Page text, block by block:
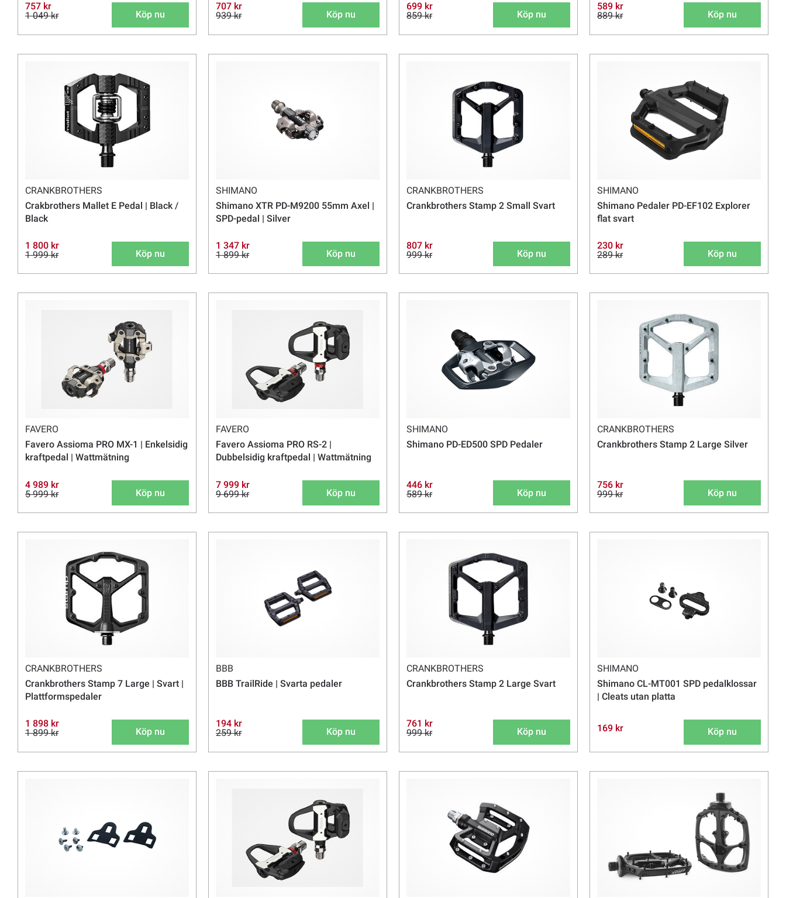
757 kr
1 049 kr
Köp nu
707 kr
939 kr
Köp nu
699 kr
859 kr
Köp nu
589 kr
889 kr
Köp nu
CRANKBROTHERS
Crakbrothers Mallet E Pedal | Black /
Black
1 800 kr
1 999 kr
Köp nu
SHIMANO
Shimano XTR PD-M9200 55mm Axel |
SPD-pedal | Silver
1 347 kr
1 899 kr
Köp nu
CRANKBROTHERS
Crankbrothers Stamp 2 Small Svart
807 kr
999 kr
Köp nu
SHIMANO
Shimano Pedaler PD-EF102 Explorer
flat svart
230 kr
289 kr
Köp nu
FAVERO
Favero Assioma PRO MX-1 | Enkelsidig
kraftpedal | Wattmätning
4 989 kr
5 999 kr
Köp nu
FAVERO
Favero Assioma PRO RS-2 |
Dubbelsidig kraftpedal | Wattmätning
7 999 kr
9 699 kr
Köp nu
SHIMANO
Shimano PD-ED500 SPD Pedaler
446 kr
589 kr
Köp nu
CRANKBROTHERS
Crankbrothers Stamp 2 Large Silver
756 kr
999 kr
Köp nu
CRANKBROTHERS
Crankbrothers Stamp 7 Large | Svart |
Plattformspedaler
1 898 kr
1 899 kr
Köp nu
BBB
BBB TrailRide | Svarta pedaler
194 kr
259 kr
Köp nu
CRANKBROTHERS
Crankbrothers Stamp 2 Large Svart
761 kr
999 kr
Köp nu
SHIMANO
Shimano CL-MT001 SPD pedalklossar
| Cleats utan platta
169 kr Köp nu